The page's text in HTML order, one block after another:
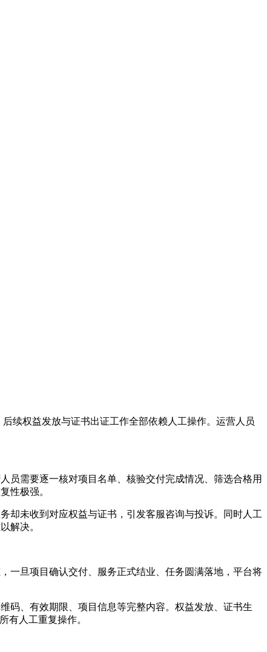
续权益发放与证书出证工作全部依赖人工操作。运营人员
员需要逐一核对项目名单、核验交付完成情况、筛选合格用
性极强。
却未收到对应权益与证书，引发客服咨询与投诉。同时人工
解决。
一旦项目确认交付、服务正式结业、任务圆满落地，平台将
码、有效期限、项目信息等完整内容。权益发放、证书生
有人工重复操作。